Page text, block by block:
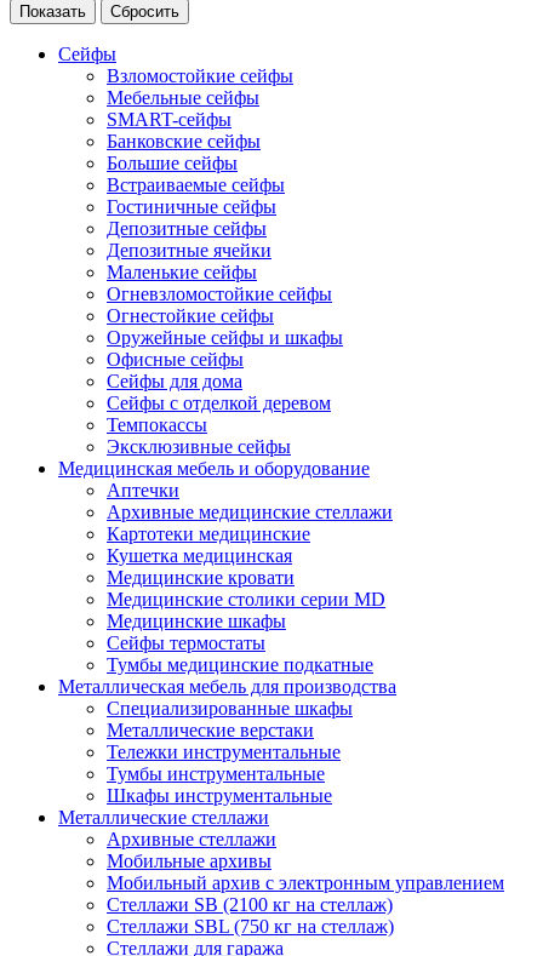
Сейфы
Взломостойкие сейфы
Мебельные сейфы
SMART-сейфы
Банковские сейфы
Большие сейфы
Встраиваемые сейфы
Гостиничные сейфы
Депозитные сейфы
Депозитные ячейки
Маленькие сейфы
Огневзломостойкие сейфы
Огнестойкие сейфы
Оружейные сейфы и шкафы
Офисные сейфы
Сейфы для дома
Сейфы с отделкой деревом
Темпокассы
Эксклюзивные сейфы
Медицинская мебель и оборудование
Аптечки
Архивные медицинские стеллажи
Картотеки медицинские
Кушетка медицинская
Медицинские кровати
Медицинские столики серии MD
Медицинские шкафы
Сейфы термостаты
Тумбы медицинские подкатные
Металлическая мебель для производства
Cпециализированные шкафы
Металлические верстаки
Тележки инструментальные
Тумбы инструментальные
Шкафы инструментальные
Металлические стеллажи
Архивные стеллажи
Мобильные архивы
Мобильный архив с электронным управлением
Стеллажи SB (2100 кг на стеллаж)
Стеллажи SBL (750 кг на стеллаж)
Стеллажи для гаража